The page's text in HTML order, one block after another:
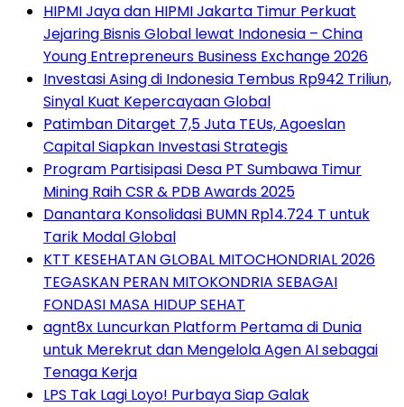
HIPMI Jaya dan HIPMI Jakarta Timur Perkuat
Jejaring Bisnis Global lewat Indonesia – China
Young Entrepreneurs Business Exchange 2026
Investasi Asing di Indonesia Tembus Rp942 Triliun,
Sinyal Kuat Kepercayaan Global
Patimban Ditarget 7,5 Juta TEUs, Agoeslan
Capital Siapkan Investasi Strategis
Program Partisipasi Desa PT Sumbawa Timur
Mining Raih CSR & PDB Awards 2025
Danantara Konsolidasi BUMN Rp14.724 T untuk
Tarik Modal Global
KTT KESEHATAN GLOBAL MITOCHONDRIAL 2026
TEGASKAN PERAN MITOKONDRIA SEBAGAI
FONDASI MASA HIDUP SEHAT
agnt8x Luncurkan Platform Pertama di Dunia
untuk Merekrut dan Mengelola Agen AI sebagai
Tenaga Kerja
LPS Tak Lagi Loyo! Purbaya Siap Galak